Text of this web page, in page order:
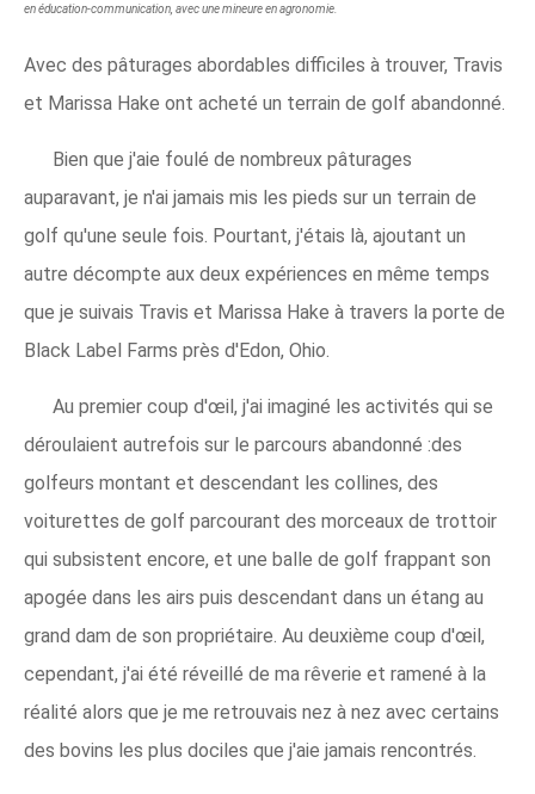
en éducation-communication, avec une mineure en agronomie.
Avec des pâturages abordables difficiles à trouver, Travis
et Marissa Hake ont acheté un terrain de golf abandonné.
Bien que j'aie foulé de nombreux pâturages
auparavant, je n'ai jamais mis les pieds sur un terrain de
golf qu'une seule fois. Pourtant, j'étais là, ajoutant un
autre décompte aux deux expériences en même temps
que je suivais Travis et Marissa Hake à travers la porte de
Black Label Farms près d'Edon, Ohio.
Au premier coup d'œil, j'ai imaginé les activités qui se
déroulaient autrefois sur le parcours abandonné :des
golfeurs montant et descendant les collines, des
voiturettes de golf parcourant des morceaux de trottoir
qui subsistent encore, et une balle de golf frappant son
apogée dans les airs puis descendant dans un étang au
grand dam de son propriétaire. Au deuxième coup d'œil,
cependant, j'ai été réveillé de ma rêverie et ramené à la
réalité alors que je me retrouvais nez à nez avec certains
des bovins les plus dociles que j'aie jamais rencontrés.